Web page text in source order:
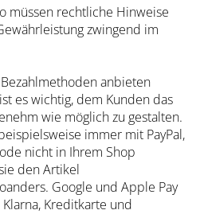
müssen rechtliche Hinweise
zwingend im
anbieten
es wichtig, dem Kunden das
wie möglich zu gestalten.
immer mit PayPal,
nicht in Ihrem Shop
den Artikel
Google und Apple Pay
Kreditkarte und